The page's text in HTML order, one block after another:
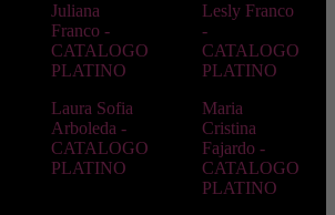
Juliana
Franco -
CATALOGO
PLATINO
Lesly Franco
-
CATALOGO
PLATINO
Laura Sofia
Arboleda -
CATALOGO
PLATINO
Maria
Cristina
Fajardo -
CATALOGO
PLATINO